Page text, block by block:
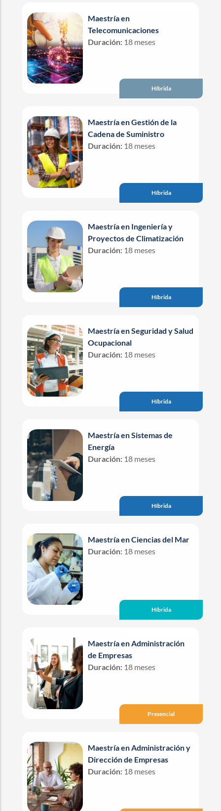
Maestría en
Telecomunicaciones
Duración: 18 meses
Híbrida
Maestría en Gestión de la
Cadena de Suministro
Duración: 18 meses
Híbrida
Maestría en Ingeniería y
Proyectos de Climatización
Duración: 18 meses
Híbrida
Maestría en Seguridad y Salud
Ocupacional
Duración: 18 meses
Híbrida
Maestría en Sistemas de
Energía
Duración: 18 meses
Híbrida
Maestría en Ciencias del Mar
Duración: 18 meses
Híbrida
Maestría en Administración
de Empresas
Duración: 18 meses
Presencial
Maestría en Administración y
Dirección de Empresas
Duración: 18 meses